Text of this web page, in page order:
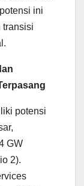
ini
transisi
potensi
GW
2).